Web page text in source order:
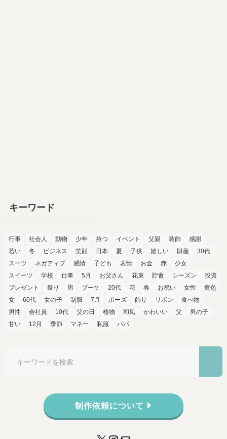
キーワード
行事 社会人 動物 少年 持つ イベント 父親 装飾
感謝
若い
冬 ビジネス 笑顔 日本 夏 子供 嬉しい 財産
30代
スーツ
ネガティブ 感情 子ども 表情 お金 赤
少女
スイーツ
学校 仕事 5月 お父さん 花束 貯蓄 シーズン
投資
プレゼント
祭り 男 ブーケ 20代 花 春 お祝い 女性
黄色
女
60代 女の子 制服 7月 ポーズ 飾り リボン
食べ物
男性
会社員 10代 父の日 植物 和風 かわいい 父
男の子
甘い
12月 季節 マネー 私服 パパ
制作依頼について